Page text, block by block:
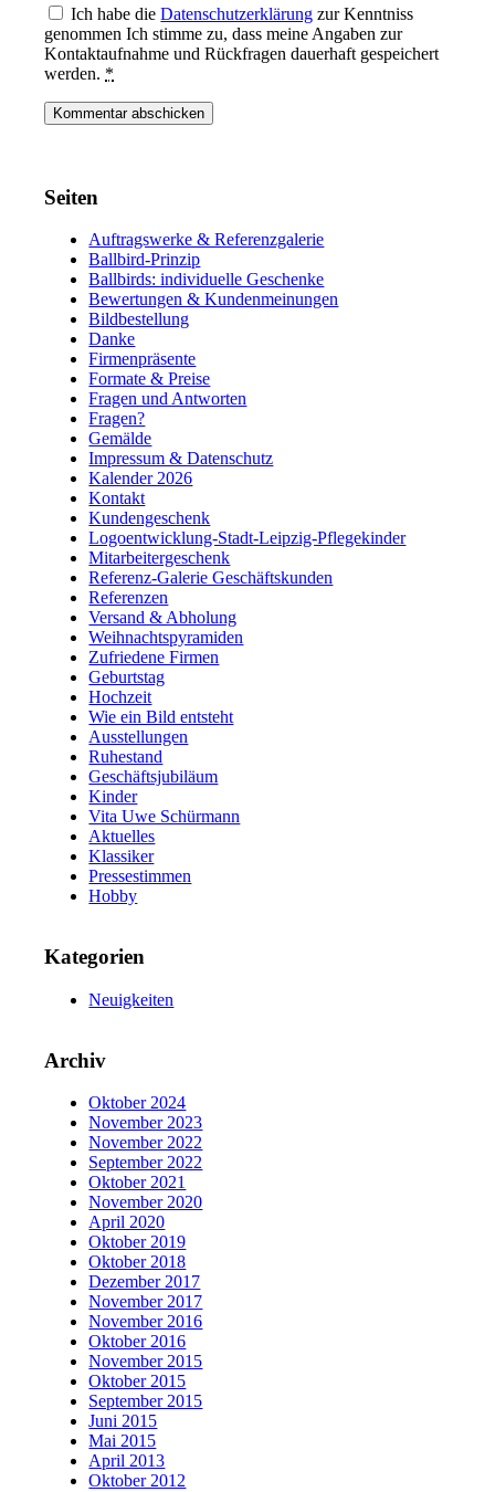
Ich habe dieDatenschutzerklärung zur Kenntniss
genommen Ich stimme zu, dass meine Angaben zur
Kontaktaufnahme und Rückfragen dauerhaft gespeichert
werden. *
Seiten
Auftragswerke & Referenzgalerie
Ballbird-Prinzip
Ballbirds: individuelle Geschenke
Bewertungen & Kundenmeinungen
Bildbestellung
Danke
Firmenpräsente
Formate & Preise
Fragen und Antworten
Fragen?
Gemälde
Impressum & Datenschutz
Kalender 2026
Kontakt
Kundengeschenk
Logoentwicklung-Stadt-Leipzig-Pflegekinder
Mitarbeitergeschenk
Referenz-Galerie Geschäftskunden
Referenzen
Versand & Abholung
Weihnachtspyramiden
Zufriedene Firmen
Geburtstag
Hochzeit
Wie ein Bild entsteht
Ausstellungen
Ruhestand
Geschäftsjubiläum
Kinder
Vita Uwe Schürmann
Aktuelles
Klassiker
Pressestimmen
Hobby
Kategorien
Neuigkeiten
Archiv
Oktober 2024
November 2023
November 2022
September 2022
Oktober 2021
November 2020
April 2020
Oktober 2019
Oktober 2018
Dezember 2017
November 2017
November 2016
Oktober 2016
November 2015
Oktober 2015
September 2015
Juni 2015
Mai 2015
April 2013
Oktober 2012